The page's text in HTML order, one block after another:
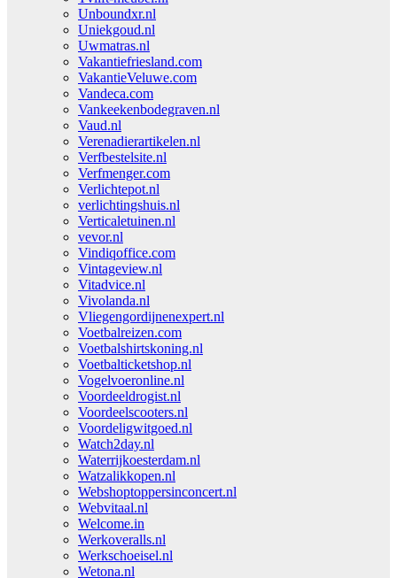
Unboundxr.nl
Uniekgoud.nl
Uwmatras.nl
Vakantiefriesland.com
VakantieVeluwe.com
Vandeca.com
Vankeekenbodegraven.nl
Vaud.nl
Verenadierartikelen.nl
Verfbestelsite.nl
Verfmenger.com
Verlichtepot.nl
verlichtingshuis.nl
Verticaletuinen.nl
vevor.nl
Vindiqoffice.com
Vintageview.nl
Vitadvice.nl
Vivolanda.nl
Vliegengordijnenexpert.nl
Voetbalreizen.com
Voetbalshirtskoning.nl
Voetbalticketshop.nl
Vogelvoeronline.nl
Voordeeldrogist.nl
Voordeelscooters.nl
Voordeligwitgoed.nl
Watch2day.nl
Waterrijkoesterdam.nl
Watzalikkopen.nl
Webshoptoppersinconcert.nl
Webvitaal.nl
Welcome.in
Werkoveralls.nl
Werkschoeisel.nl
Wetona.nl